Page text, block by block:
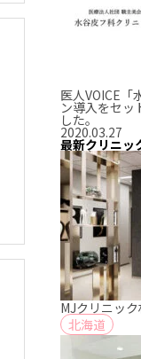
医人VOICE「
ン導入をセッ
した。
2020.03.27
最新クリニッ
MJクリニッ
北海道